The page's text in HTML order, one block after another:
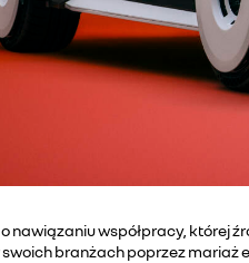
nawiązaniu współpracy, której
branżach poprzez mariaż